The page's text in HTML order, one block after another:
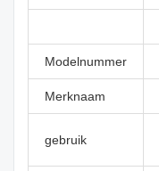
Modelnummer
Merknaam
gebruik